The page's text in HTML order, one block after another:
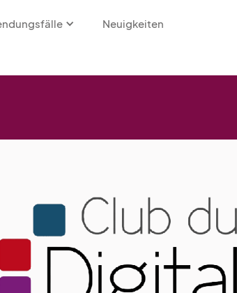
Neuigkeiten